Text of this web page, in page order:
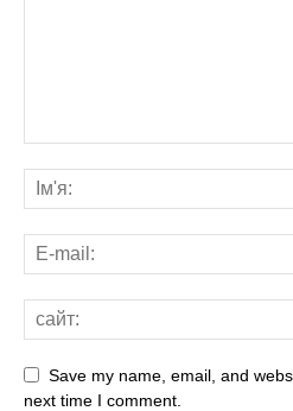
Save my name, email, and
next time I comment.